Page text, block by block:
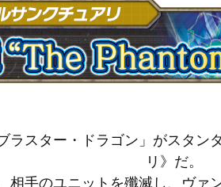
ラスター・ドラゴン」がスタン
リ》だ。
相手のユニットを殲滅し、ヴァ